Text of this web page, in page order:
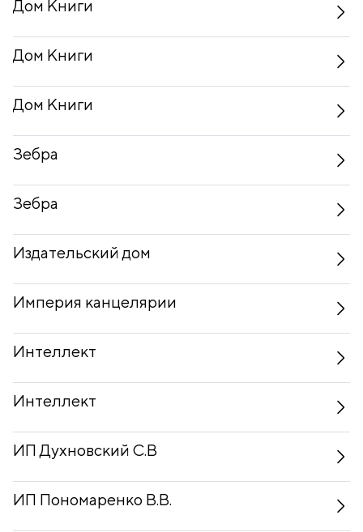
Дом Книги
Дом Книги
Дом Книги
Зебра
Зебра
Издательский дом
Империя канцелярии
Интеллект
Интеллект
ИП Духновский С.В
ИП Пономаренко В.В.